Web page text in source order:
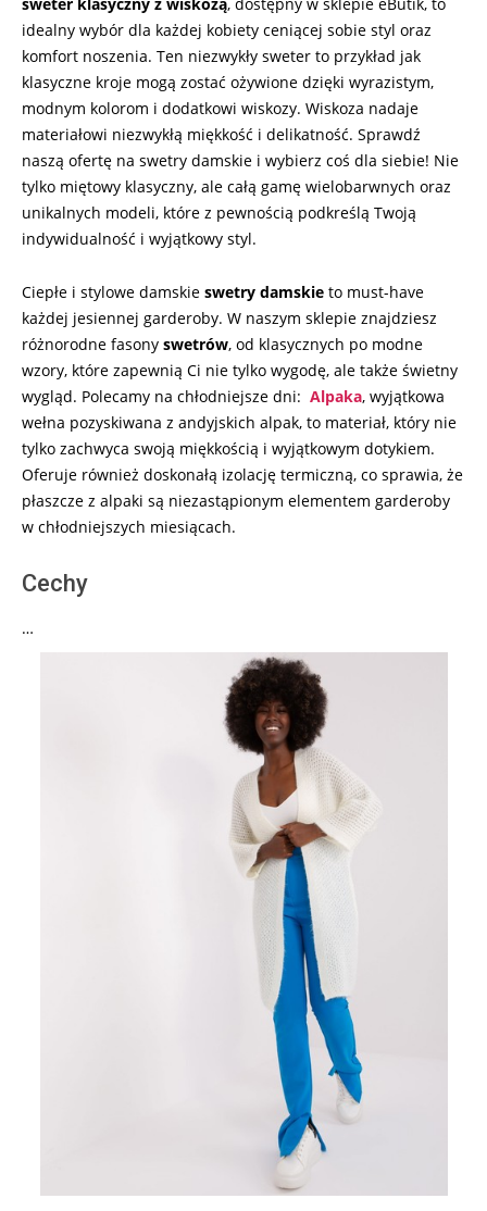
sweter klasyczny z wiskozą, dostępny w sklepie eButik, to
idealny wybór dla każdej kobiety ceniącej sobie styl oraz
komfort noszenia. Ten niezwykły sweter to przykład jak
klasyczne kroje mogą zostać ożywione dzięki wyrazistym,
modnym kolorom i dodatkowi wiskozy. Wiskoza nadaje
materiałowi niezwykłą miękkość i delikatność. Sprawdź
naszą ofertę na swetry damskie i wybierz coś dla siebie! Nie
tylko miętowy klasyczny, ale całą gamę wielobarwnych oraz
unikalnych modeli, które z pewnością podkreślą Twoją
indywidualność i wyjątkowy styl.
Ciepłe i stylowe damskie swetry damskie to must-have
każdej jesiennej garderoby. W naszym sklepie znajdziesz
różnorodne fasony swetrów, od klasycznych po modne
wzory, które zapewnią Ci nie tylko wygodę, ale także świetny
wygląd. Polecamy na chłodniejsze dni: Alpaka, wyjątkowa
wełna pozyskiwana z andyjskich alpak, to materiał, który nie
tylko zachwyca swoją miękkością i wyjątkowym dotykiem.
Oferuje również doskonałą izolację termiczną, co sprawia, że
płaszcze z alpaki są niezastąpionym elementem garderoby
w chłodniejszych miesiącach.
Cechy
…